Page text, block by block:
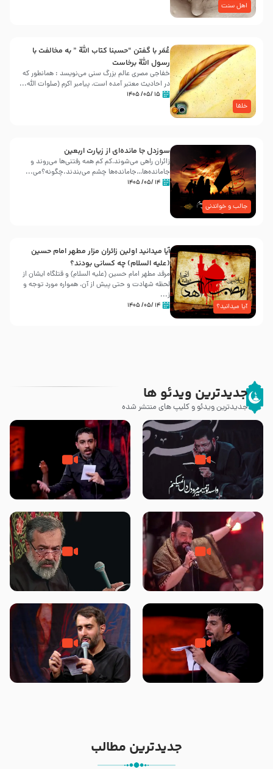
اهل سنت
خلفا
عُمَر با گفتن “حسبنا كتاب اللّه ” به مخالفت با
رسول اللّه برخاست
خفاجی مصری عالم بزرگ سنی می‌نویسد : همانطور که
در احادیث معتبر آمده است، پیامبر اکرم (صلوات اللّه...
۱۵ /۰۵/ ۱۴۰۵
جالب و خواندنی
سوزدل جا مانده‌ای از زیارت اربعین
زائران راهی می‌شوند،کم‌ کم همه رفتنی‌ها می‌روند و
جامانده‌ها…جامانده‌ها چشم می‌بندند.چگونه؟می‌...
۱۴ /۰۵/ ۱۴۰۵
آیا میدانید؟
آیا میدانید اولین زائران مزار مطهر امام حسین
(علیه السلام) چه کسانی بودند؟
مرقد مطهر امام حسین (علیه السلام) و قتلگاه ایشان از
لحظه شهادت و حتی پیش از آن، همواره مورد توجه و
ز...
۱۴ /۰۵/ ۱۴۰۵
جدیدترین ویدئو ها
جدیدترین ویدئو و کلیپ های منتشر شده
مصداق کربلا – حاج حسین سیب
سرخی
شور ، حسینا! به‌ حق زهرا «أُنْظُرْ
إِلَینا» – عزاداری شب هفتم ماه
جانا جانا ابی عبدالله – کربلایی جواد
مقدم – شب هشتم محرم 1448 –
مادر منم مثل تو خمیدم – حاج
محمود کریمی – شهادت حضرت
هیئت رایة العباس علیه السلام
تک ، عبّاس، صاحب دل‌هاست –
حاج حنیف طاهری – عزاداری شب
من غلام نوکراتم من عاشق کربلاتم
– شور زمینه – شب هفتم – محرم
جدیدترین مطالب